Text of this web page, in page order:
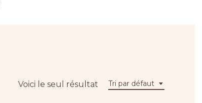
Tri par défaut
Voici le seul résultat